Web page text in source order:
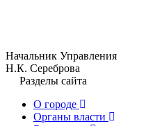
Начальник Управления
Н.К. Сереброва
Разделы сайта
О городе
Органы власти